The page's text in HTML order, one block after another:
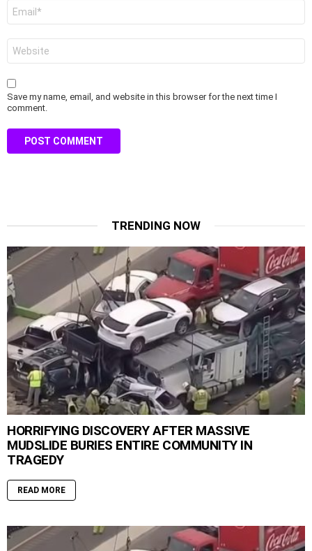
Save my name, email, and website in this browser for the next time I
comment.
TRENDING NOW
HORRIFYING DISCOVERY AFTER MASSIVE
MUDSLIDE BURIES ENTIRE COMMUNITY IN
TRAGEDY
READ MORE